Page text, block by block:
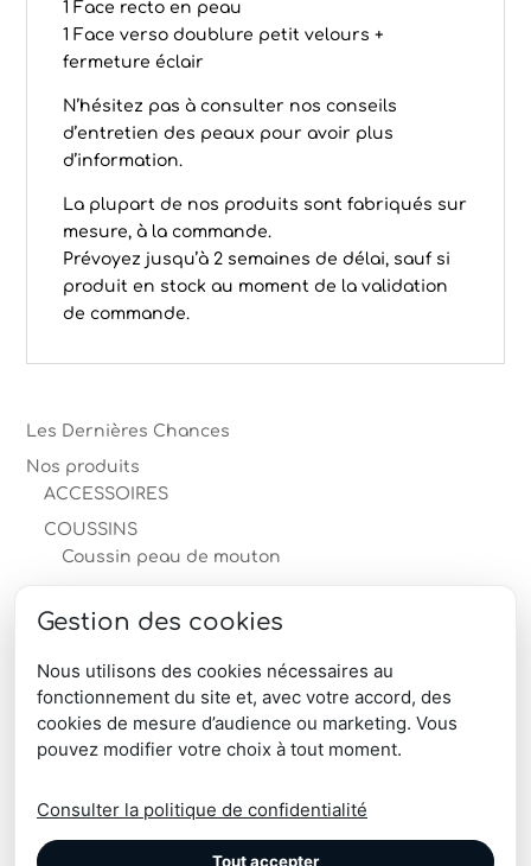
1 Face recto en peau
1 Face verso doublure petit velours +
fermeture éclair
N’hésitez pas à consulter nos conseils
d’entretien des peaux pour avoir plus
d’information.
La plupart de nos produits sont fabriqués sur
mesure, à la commande.
Prévoyez jusqu’à 2 semaines de délai, sauf si
produit en stock au moment de la validation
de commande.
Les Dernières Chances
Nos produits
ACCESSOIRES
COUSSINS
Coussin peau de mouton
MOBILIER en peau
PEAUX
TAPIS
produits-professionnels
Télécharger le catalogue produits
Gestion des cookies
Nous utilisons des cookies nécessaires au
fonctionnement du site et, avec votre accord, des
cookies de mesure d’audience ou marketing. Vous
pouvez modifier votre choix à tout moment.
Consulter la politique de confidentialité
Tout accepter